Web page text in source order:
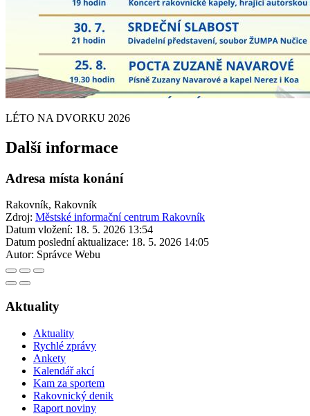
LÉTO NA DVORKU 2026
Další informace
Adresa místa konání
Rakovník, Rakovník
Zdroj: Městské informační centrum Rakovník
Datum vložení: 18. 5. 2026 13:54
Datum poslední aktualizace: 18. 5. 2026 14:05
Autor: Správce Webu
Aktuality
Aktuality
Rychlé zprávy
Ankety
Kalendář akcí
Kam za sportem
Rakovnický denik
Raport noviny